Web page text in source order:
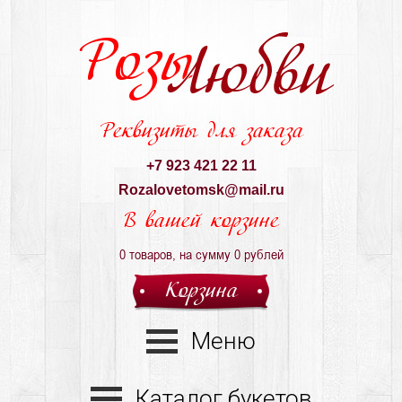
РозыЛюбви
Реквизиты для заказа
+7 923 421 22 11
Rozalovetomsk@mail.ru
В вашей корзине
0товаров, на сумму 0рублей
Корзина
Меню